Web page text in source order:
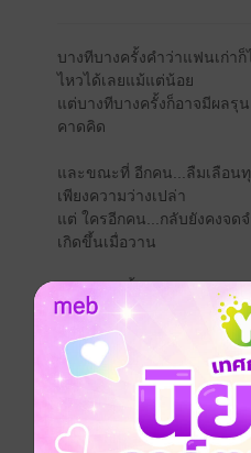
บางทีบางครั้งคำว่าแฟนเก่า
ไหวได้เลยแม้แต่น้อย
แต่บางทีบางครั้งก็อาจมีผลรุ
คาดคิด
และขณะที่ อีกคน...ลืมเลือน
เพียงความว่างเปล่า
แต่ ใครอีกคน...กลับยังคงจด
เกิดขึ้นเมื่อวาน
เพราะเหตุนั้น...การกลับมา
ยังจดจำได้อย่าง หมอลลิล ไม่
หลังเลิกรากันไปสามปี เขาแ
ว่า ยังมีสิ่งใดที่คงเดิม ทั้งนิ่ง
มากล้นไปด้วยอำนาจในมือ ไ
ลือ แล้วเช่นนี้คนอย่างเธอ จ